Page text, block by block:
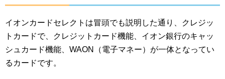
イオンカードセレクトは冒頭でも説明した通り、クレジッ
トカードで、クレジットカード機能、イオン銀行のキャッ
シュカード機能、WAON（電子マネー）が一体となってい
るカードです。